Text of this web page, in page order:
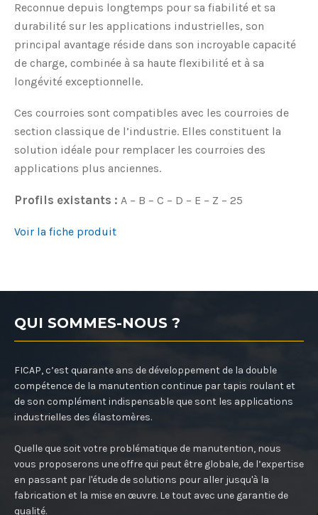
Reconnue depuis longtemps pour sa fiabilité et sa
durabilité sur les applications industrielles, son
principal avantage réside dans son incroyable capacité
de charge, combinée à sa haute flexibilité et à sa
longévité exceptionnelle.
Ces courroies sont compatibles avec les courroies de
section classique de l’industrie. Elles constituent la
solution idéale pour remplacer les courroies des
applications plus anciennes.
Profils existants : A – B – C – D – E – Z – 25
Voir la fiche produit
QUI SOMMES-NOUS ?
FICAP, c’est quarante ans de développement de la double
compétence de la manutention continue par tapis roulant et
de son complément indispensable que sont les applications
industrielles des élastomères.
Quelle que soit votre problématique de manutention, nous
vous proposerons une offre qui peut être globale, de l’expertise
en passant par l'étude de solutions pour aller jusqu'à la
fabrication et la mise en œuvre. Le tout avec une garantie de
qualité.